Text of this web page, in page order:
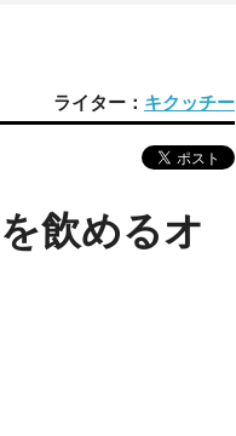
ライター： キクッチー
飲めるオ